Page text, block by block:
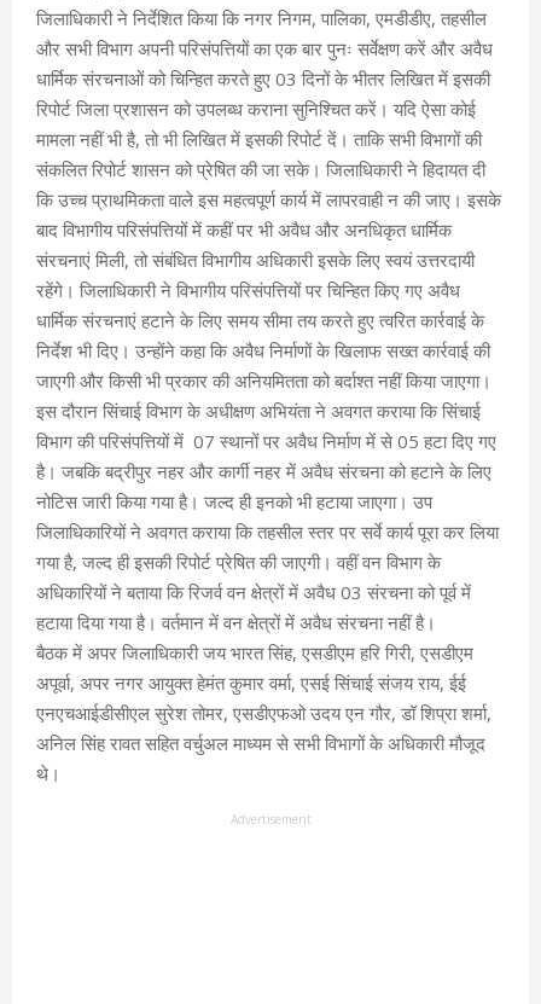
जिलाधिकारी ने निर्देशित किया कि नगर निगम, पालिका, एमडीडीए, तहसील
और सभी विभाग अपनी परिसंपत्तियों का एक बार पुनः सर्वेक्षण करें और अवैध
धार्मिक संरचनाओं को चिन्हित करते हुए 03 दिनों के भीतर लिखित में इसकी
रिपोर्ट जिला प्रशासन को उपलब्ध कराना सुनिश्चित करें। यदि ऐसा कोई
मामला नहीं भी है, तो भी लिखित में इसकी रिपोर्ट दें। ताकि सभी विभागों की
संकलित रिपोर्ट शासन को प्रेषित की जा सके। जिलाधिकारी ने हिदायत दी
कि उच्च प्राथमिकता वाले इस महत्वपूर्ण कार्य में लापरवाही न की जाए। इसके
बाद विभागीय परिसंपत्तियों में कहीं पर भी अवैध और अनधिकृत धार्मिक
संरचनाएं मिली, तो संबंधित विभागीय अधिकारी इसके लिए स्वयं उत्तरदायी
रहेंगे। जिलाधिकारी ने विभागीय परिसंपत्तियों पर चिन्हित किए गए अवैध
धार्मिक संरचनाएं हटाने के लिए समय सीमा तय करते हुए त्वरित कार्रवाई के
निर्देश भी दिए। उन्होंने कहा कि अवैध निर्माणों के खिलाफ सख्त कार्रवाई की
जाएगी और किसी भी प्रकार की अनियमितता को बर्दाश्त नहीं किया जाएगा।
इस दौरान सिंचाई विभाग के अधीक्षण अभियंता ने अवगत कराया कि सिंचाई
विभाग की परिसंपत्तियों में 07 स्थानों पर अवैध निर्माण में से 05 हटा दिए गए
है। जबकि बद्रीपुर नहर और कार्गी नहर में अवैध संरचना को हटाने के लिए
नोटिस जारी किया गया है। जल्द ही इनको भी हटाया जाएगा। उप
जिलाधिकारियों ने अवगत कराया कि तहसील स्तर पर सर्वे कार्य पूरा कर लिया
गया है, जल्द ही इसकी रिपोर्ट प्रेषित की जाएगी। वहीं वन विभाग के
अधिकारियों ने बताया कि रिजर्व वन क्षेत्रों में अवैध 03 संरचना को पूर्व में
हटाया दिया गया है। वर्तमान में वन क्षेत्रों में अवैध संरचना नहीं है।
बैठक में अपर जिलाधिकारी जय भारत सिंह, एसडीएम हरि गिरी, एसडीएम
अपूर्वा, अपर नगर आयुक्त हेमंत कुमार वर्मा, एसई सिंचाई संजय राय, ईई
एनएचआईडीसीएल सुरेश तोमर, एसडीएफओ उदय एन गौर, डॉ शिप्रा शर्मा,
अनिल सिंह रावत सहित वर्चुअल माध्यम से सभी विभागों के अधिकारी मौजूद
थे।
Advertisement